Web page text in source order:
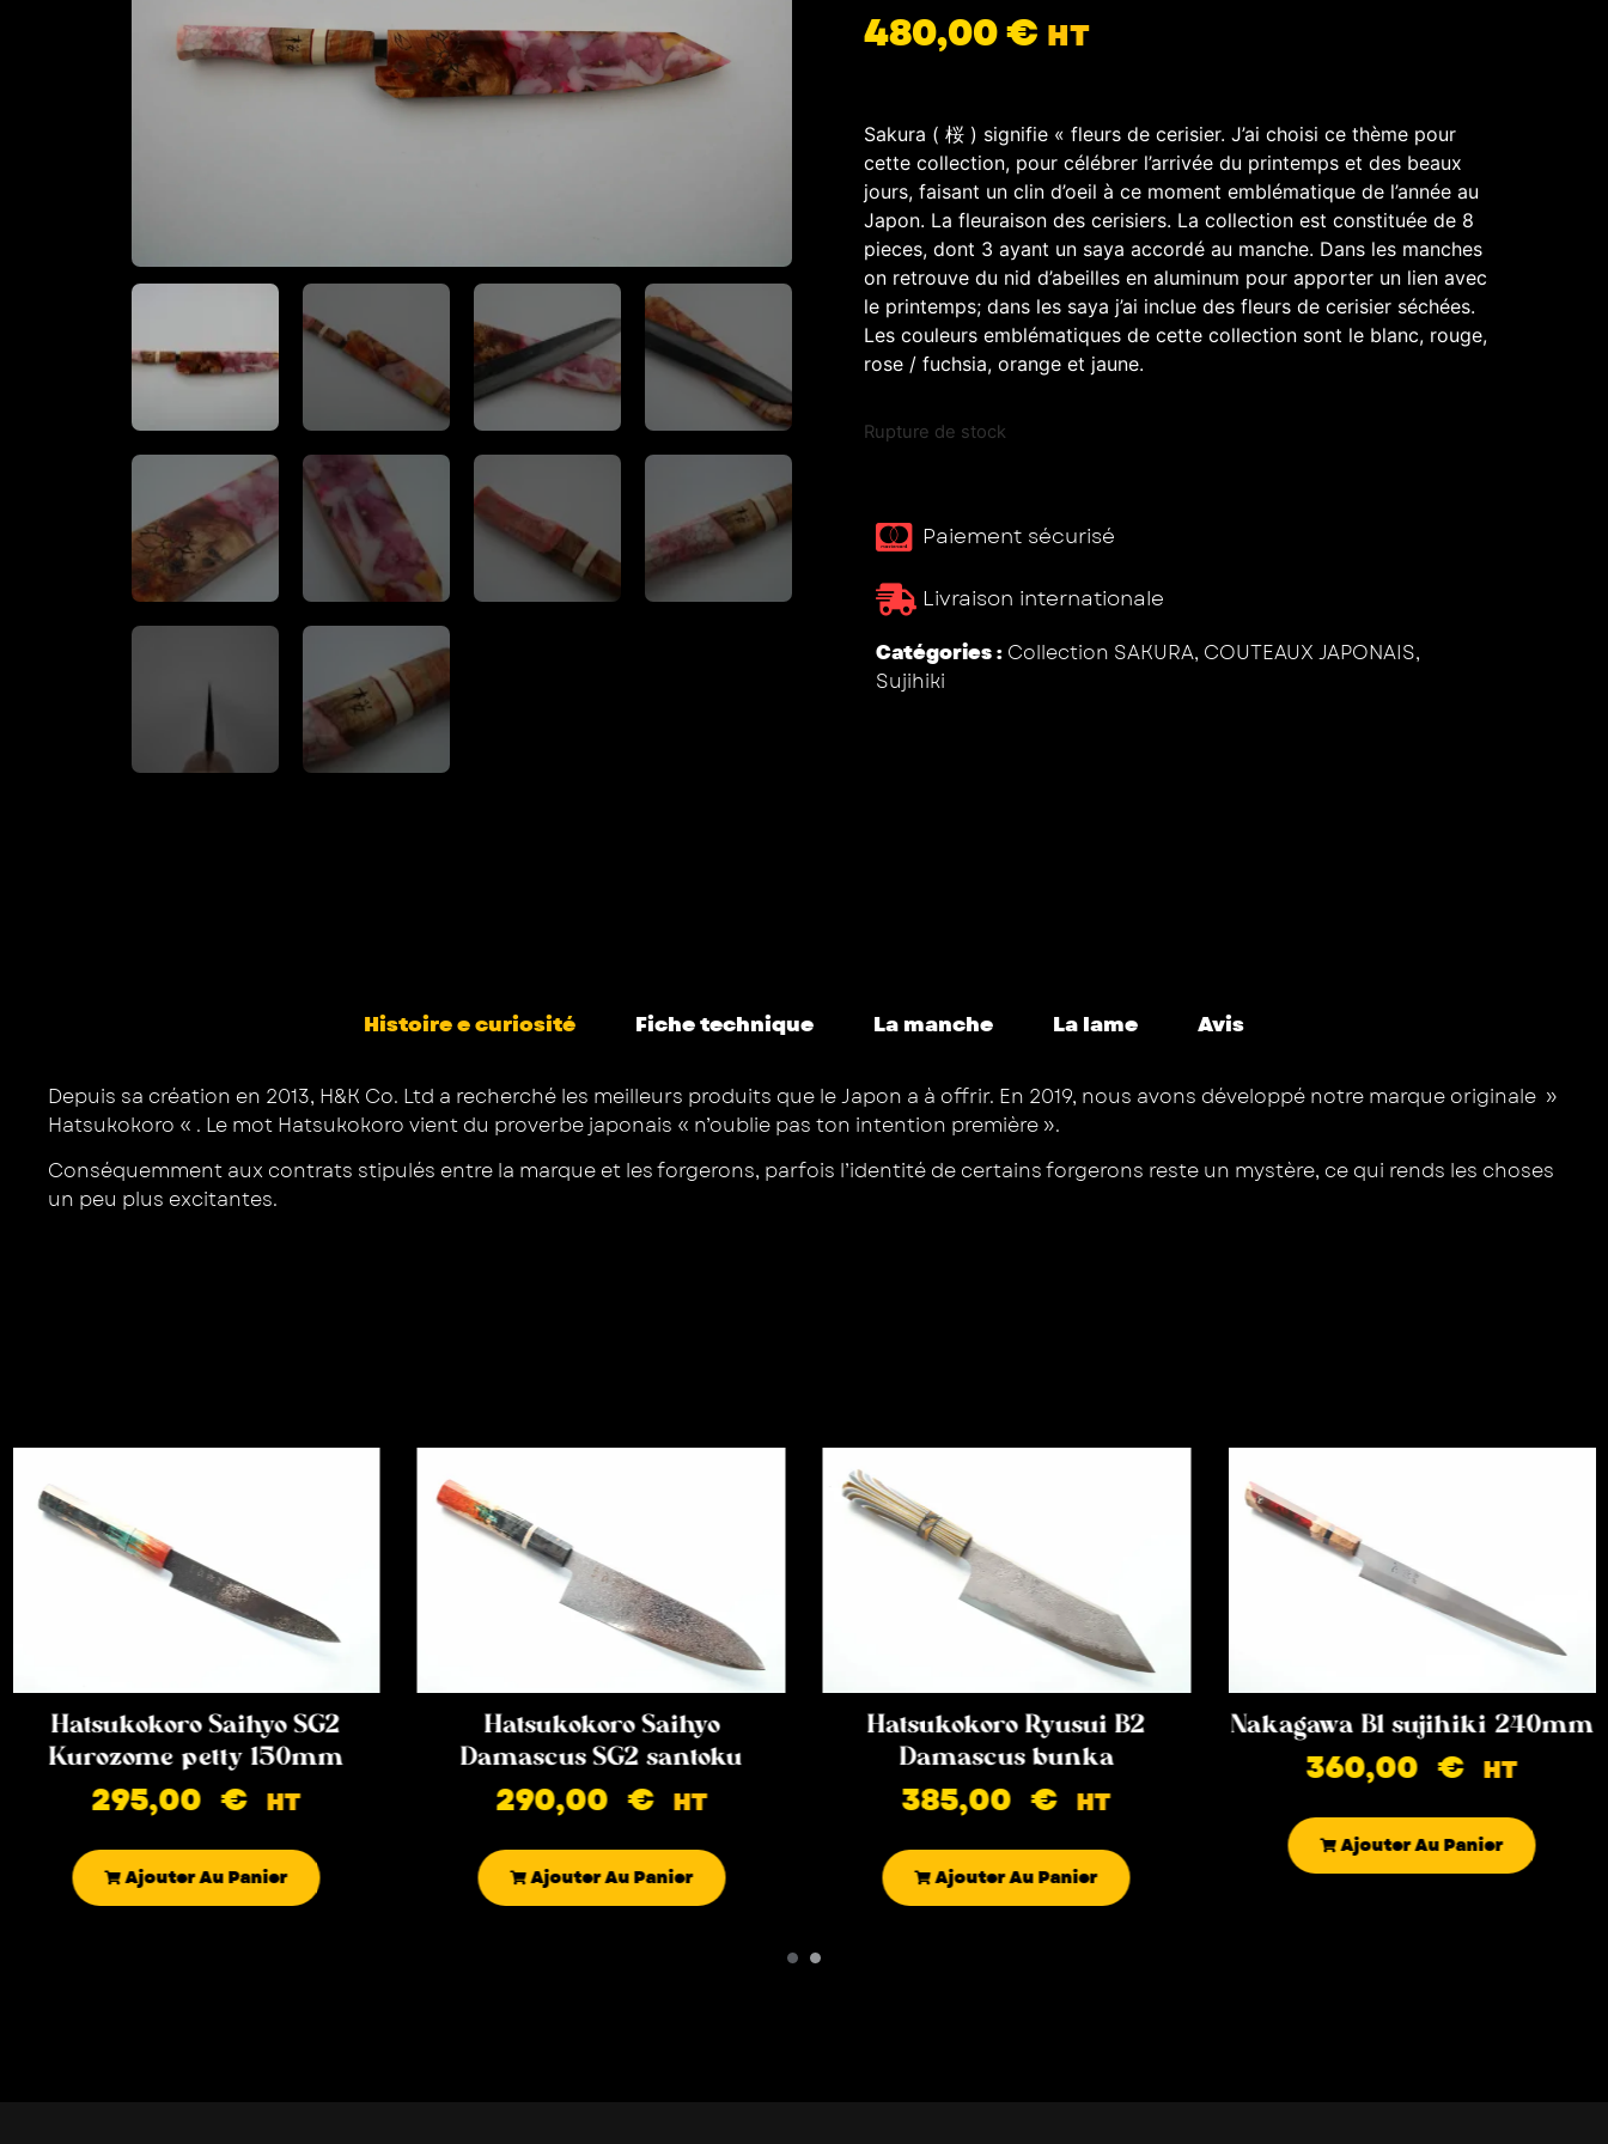
480,00€ HT
Sakura ( 桜 ) signifie « fleurs de cerisier. J’ai choisi ce thème pour
cette collection, pour célébrer l’arrivée du printemps et des beaux
jours, faisant un clin d’oeil à ce moment emblématique de l’année au
Japon. La fleuraison des cerisiers. La collection est constituée de 8
pieces, dont 3 ayant un saya accordé au manche. Dans les manches
on retrouve du nid d’abeilles en aluminum pour apporter un lien avec
le printemps; dans les saya j’ai inclue des fleurs de cerisier séchées.
Les couleurs emblématiques de cette collection sont le blanc, rouge,
rose / fuchsia, orange et jaune.
Rupture de stock
Paiement sécurisé ​
Livraison internationale
Catégories : Collection SAKURA, COUTEAUX JAPONAIS,
Sujihiki
Histoire e curiosité Fiche technique La manche La lame Avis
Depuis sa création en 2013, H&K Co. Ltd a recherché les meilleurs produits que le Japon a à offrir. En 2019, nous avons développé notre marque originale »
Hatsukokoro « . Le mot Hatsukokoro vient du proverbe japonais « n’oublie pas ton intention première ».
Conséquemment aux contrats stipulés entre la marque et les forgerons, parfois l’identité de certains forgerons reste un mystère, ce qui rends les choses
un peu plus excitantes.
Hatsukokoro Saihyo SG2
Kurozome petty 150mm
295,00€ HT
Ajouter Au Panier
Hatsukokoro Saihyo
Damascus SG2 santoku
290,00€ HT
Ajouter Au Panier
Hatsukokoro Ryusui B2
Damascus bunka
385,00€ HT
Ajouter Au Panier
Nakagawa B1 sujihiki 240mm
360,00€ HT
Ajouter Au Panier